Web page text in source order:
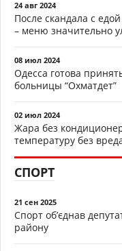
24 авг 2024
После скандала с
– меню значительно
08 июл 2024
Одесса готова
больницы “Охматдет”
02 июл 2024
Жара без
температуру без
СПОРТ
21 сен 2025
Спорт об’єднав
району